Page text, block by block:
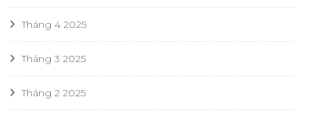
Tháng 4 2025
Tháng 3 2025
Tháng 2 2025